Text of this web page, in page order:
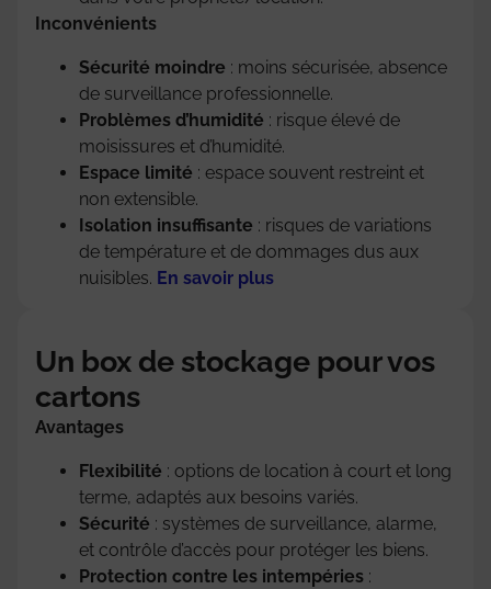
Inconvénients
Sécurité moindre : moins sécurisée, absence
de surveillance professionnelle.
Problèmes d’humidité : risque élevé de
moisissures et d’humidité.
Espace limité : espace souvent restreint et
non extensible.
Isolation insuffisante : risques de variations
de température et de dommages dus aux
nuisibles. En savoir plus
Un box de stockage pour vos
cartons
Avantages
Flexibilité : options de location à court et long
terme, adaptés aux besoins variés.
Sécurité : systèmes de surveillance, alarme,
et contrôle d’accès pour protéger les biens.
Protection contre les intempéries :